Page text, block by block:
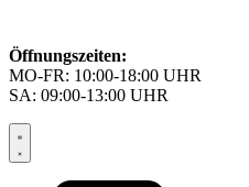
Öffnungszeiten:
MO-FR: 10:00-18:00 UHR
SA: 09:00-13:00 UHR